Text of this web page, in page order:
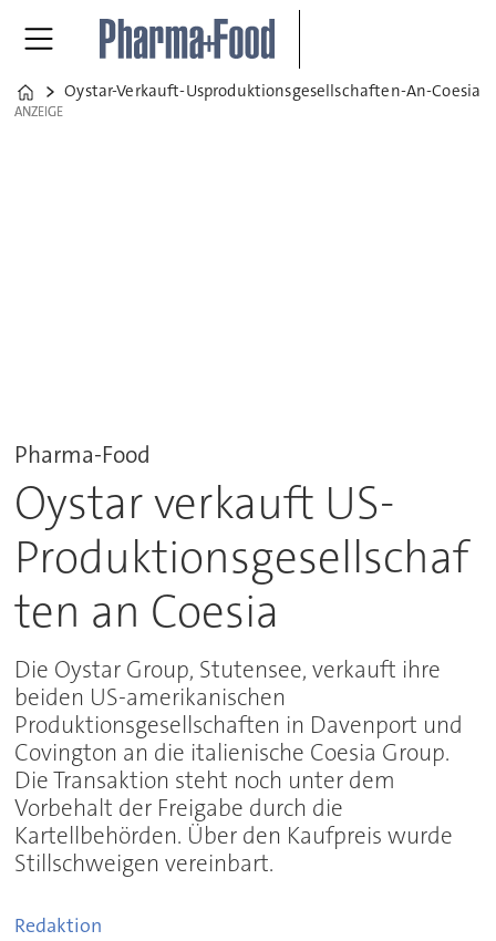
Home
Oystar-Verkauft-Usproduktionsgesellschaften-An-Coesia
ANZEIGE
ANZEIGE
Pharma-Food
Oystar verkauft US-
Produktionsgesellschaf
ten an Coesia
Die Oystar Group, Stutensee, verkauft ihre
beiden US-amerikanischen
Produktionsgesellschaften in Davenport und
Covington an die italienische Coesia Group.
Die Transaktion steht noch unter dem
Vorbehalt der Freigabe durch die
Kartellbehörden. Über den Kaufpreis wurde
Stillschweigen vereinbart.
Redaktion